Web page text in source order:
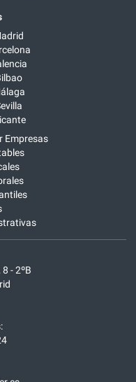
Empresas
- 2ºB